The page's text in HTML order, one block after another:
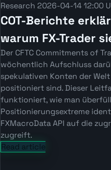
Research 2026-04-14 12:00
COT-Berichte
warum FX-Trader
Der CFTC Commitments of
wöchentlich Aufschluss
spekulativen Konten der
positioniert sind. Dieser
funktioniert, wie man
Positionierungsextreme
FXMacroData API auf die
zugreift.
Read article